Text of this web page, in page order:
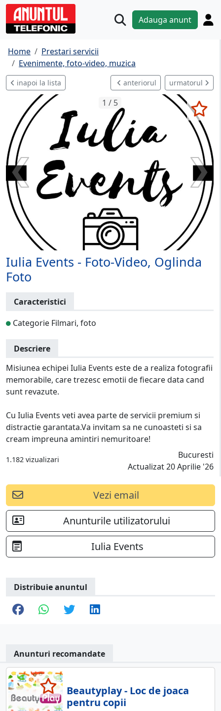
Adauga anunt
Home
Prestari servicii
Evenimente, foto-video, muzica
inapoi la lista anteriorul urmatorul
1 / 5
Iulia Events - Foto-Video, Oglinda
Foto
Caracteristici
Categorie Filmari, foto
Descriere
Misiunea echipei Iulia Events este de a realiza fotografii
memorabile, care trezesc emotii de fiecare data cand
sunt revazute.
Cu Iulia Events veti avea parte de servicii premium si
distractie garantata.Va invitam sa ne cunoasteti si sa
cream impreuna amintiri nemuritoare!
1.182 vizualizari
Bucuresti
Actualizat 20 Aprilie '26
Vezi email
Anunturile utilizatorului
Iulia Events
Distribuie anuntul
Anunturi recomandate
Beautyplay - Loc de joaca
pentru copii